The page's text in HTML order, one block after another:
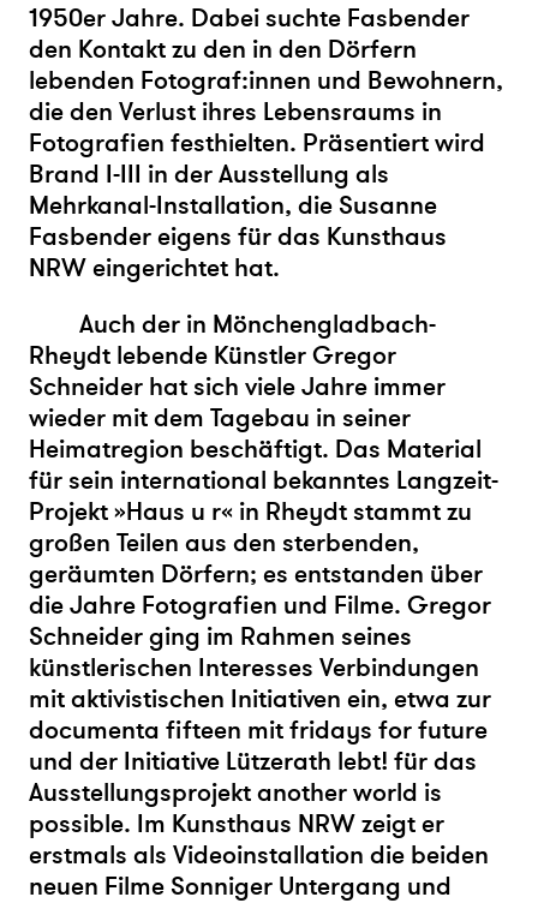
1950er Jahre. Dabei suchte Fasbender
den Kontakt zu den in den Dörfern
lebenden Fotograf:innen und Bewohnern,
die den Verlust ihres Lebensraums in
Fotografien festhielten. Präsentiert wird
Brand I-III in der Ausstellung als
Mehrkanal-Installation, die Susanne
Fasbender eigens für das Kunsthaus
NRW eingerichtet hat.
Auch der in Mönchengladbach-
Rheydt lebende Künstler Gregor
Schneider hat sich viele Jahre immer
wieder mit dem Tagebau in seiner
Heimatregion beschäftigt. Das Material
für sein international bekanntes Langzeit-
Projekt »Haus u r« in Rheydt stammt zu
großen Teilen aus den sterbenden,
geräumten Dörfern; es entstanden über
die Jahre Fotografien und Filme. Gregor
Schneider ging im Rahmen seines
künstlerischen Interesses Verbindungen
mit aktivistischen Initiativen ein, etwa zur
documenta fifteen mit fridays for future
und der Initiative Lützerath lebt! für das
Ausstellungsprojekt another world is
possible. Im Kunsthaus NRW zeigt er
erstmals als Videoinstallation die beiden
neuen Filme Sonniger Untergang und